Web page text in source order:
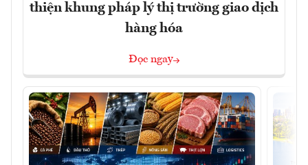
thiện khung pháp lý thị trường giao dịch
hàng hóa
Đọc ngay